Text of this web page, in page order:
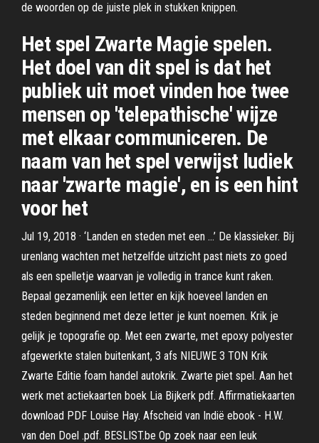
de woorden op de juiste plek in stukken knippen.
Het spel Zwarte Magie spelen.
Het doel van dit spel is dat het
publiek uit moet vinden hoe twee
mensen op 'telepathische' wijze
met elkaar communiceren. De
naam van het spel verwijst ludiek
naar 'zwarte magie', en is een hint
voor het
Jul 19, 2018 · ‘Landen en steden met een …’ De klassieker. Bij
urenlang wachten met hetzelfde uitzicht past niets zo goed
als een spelletje waarvan je volledig in trance kunt raken.
Bepaal gezamenlijk een letter en kijk hoeveel landen en
steden beginnend met deze letter je kunt noemen. Krik je
gelijk je topografie op. Met een zwarte, met epoxy polyester
afgewerkte stalen buitenkant, 3 afs NIEUWE 3 TON Krik
Zwarte Editie foam handel autokrik. Zwarte piet spel. Aan het
werk met actiekaarten boek Lia Bijkerk pdf. Affirmatiekaarten
download PDF Louise Hay. Afscheid van Indië ebook - H.W.
van den Doel .pdf. BESLIST.be Op zoek naar een leuk